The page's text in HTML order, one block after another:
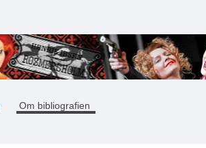
Om bibliografien